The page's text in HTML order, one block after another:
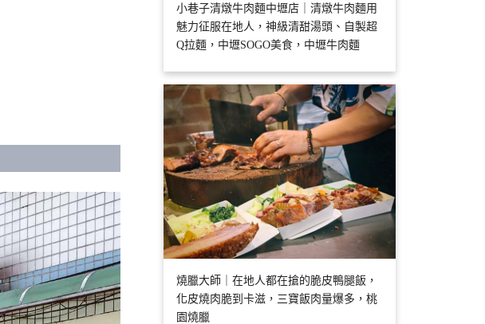
小巷子清燉牛肉麵中壢店｜清燉牛肉麵用
魅力征服在地人，神級清甜湯頭、自製超
Q拉麵，中壢SOGO美食，中壢牛肉麵
燒臘大師｜在地人都在搶的脆皮鴨腿飯，
化皮燒肉脆到卡滋，三寶飯肉量爆多，桃
園燒臘